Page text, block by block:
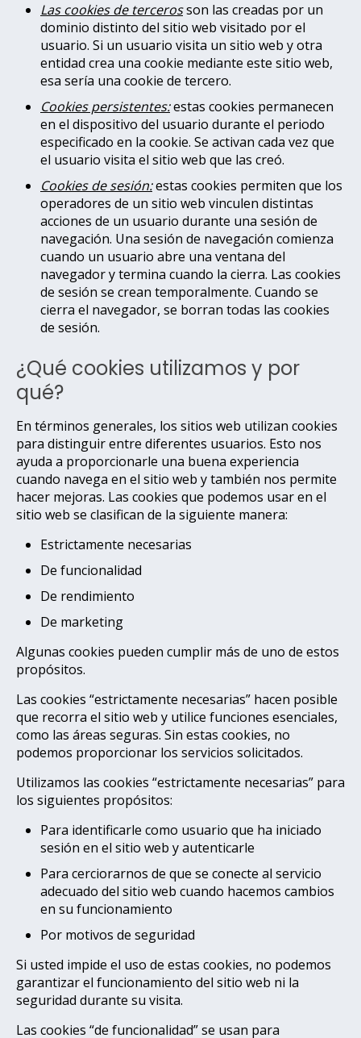
Las cookies de tercerosson las creadas por un
dominio distinto del sitio web visitado por el
usuario. Si un usuario visita un sitio web y otra
entidad crea una cookie mediante este sitio web,
esa sería una cookie de tercero.
Cookies persistentes:estas cookies permanecen
en el dispositivo del usuario durante el periodo
especificado en la cookie. Se activan cada vez que
el usuario visita el sitio web que las creó.
Cookies de sesión:estas cookies permiten que los
operadores de un sitio web vinculen distintas
acciones de un usuario durante una sesión de
navegación. Una sesión de navegación comienza
cuando un usuario abre una ventana del
navegador y termina cuando la cierra. Las cookies
de sesión se crean temporalmente. Cuando se
cierra el navegador, se borran todas las cookies
de sesión.
¿Qué cookies utilizamos y por
qué?
En términos generales, los sitios web utilizan cookies
para distinguir entre diferentes usuarios. Esto nos
ayuda a proporcionarle una buena experiencia
cuando navega en el sitio web y también nos permite
hacer mejoras. Las cookies que podemos usar en el
sitio web se clasifican de la siguiente manera:
Estrictamente necesarias
De funcionalidad
De rendimiento
De marketing
Algunas cookies pueden cumplir más de uno de estos
propósitos.
Las cookies “estrictamente necesarias” hacen posible
que recorra el sitio web y utilice funciones esenciales,
como las áreas seguras. Sin estas cookies, no
podemos proporcionar los servicios solicitados.
Utilizamos las cookies “estrictamente necesarias” para
los siguientes propósitos:
Para identificarle como usuario que ha iniciado
sesión en el sitio web y autenticarle
Para cerciorarnos de que se conecte al servicio
adecuado del sitio web cuando hacemos cambios
en su funcionamiento
Por motivos de seguridad
Si usted impide el uso de estas cookies, no podemos
garantizar el funcionamiento del sitio web ni la
seguridad durante su visita.
Las cookies “de funcionalidad” se usan para